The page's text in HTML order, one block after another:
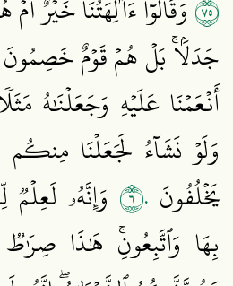
وَقَالُوٓاْ ءَأَٰلِهَتُنَا خَيۡرٌ
جَدَلَۢاۚ بَلۡ هُمۡ قَوۡمٌ خَصِمُونَ
أَنۡعَمۡنَا عَلَيۡهِ وَجَعَلۡنَٰهُ
وَلَوۡ نَشَآءُ لَجَعَلۡنَا
يَخۡلُفُونَ ٦٠ وَإِنَّهُۥ
بِهَا وَٱتَّبِعُونِۚ هَٰذَا